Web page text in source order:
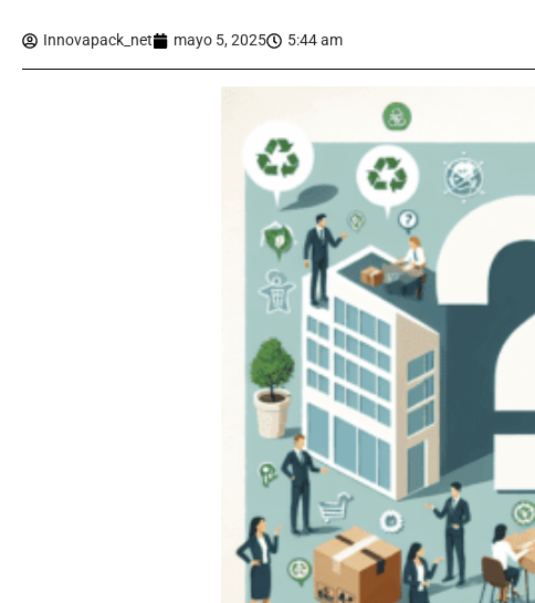
Innovapack_net mayo 5, 2025 5:44 am